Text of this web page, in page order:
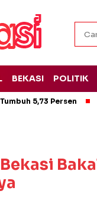
BEKASI POLITIK
5,73 Persen